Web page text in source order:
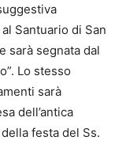
Santuario di San
sarà segnata dal
Lo stesso
sarà
dell’antica
festa del Ss.